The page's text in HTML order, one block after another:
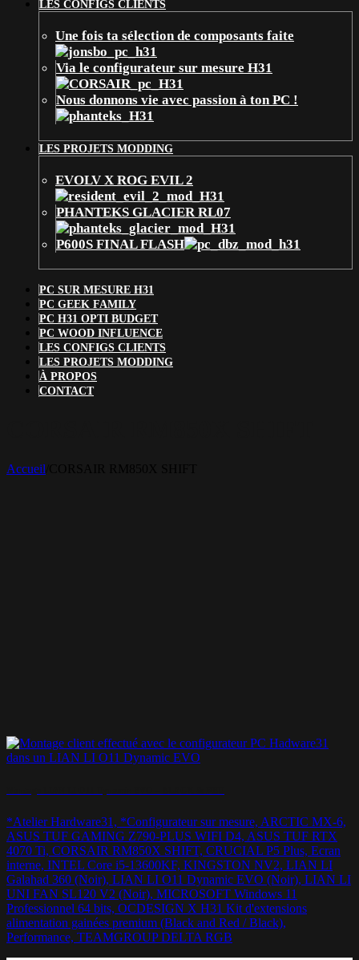
LES CONFIGS CLIENTS
Une fois ta sélection de composants faite
Via le configurateur sur mesure H31
Nous donnons vie avec passion à ton PC !
LES PROJETS MODDING
EVOLV X ROG EVIL 2
PHANTEKS GLACIER RL07
P600S FINAL FLASH
PC SUR MESURE H31
PC GEEK FAMILY
PC H31 OPTI BUDGET
PC WOOD INFLUENCE
LES CONFIGS CLIENTS
LES PROJETS MODDING
À PROPOS
CONTACT
Accueil
*Atelier Hardware31, *Configurateur sur mesure, ARCTIC MX-6,
ASUS TUF GAMING Z790-PLUS WIFI D4, ASUS TUF RTX
4070 Ti, CORSAIR RM850X SHIFT, CRUCIAL P5 Plus, Ecran
interne, INTEL Core i5-13600KF, KINGSTON NV2, LIAN LI
Galahad 360 (Noir), LIAN LI O11 Dynamic EVO (Noir), LIAN LI
UNI FAN SL120 V2 (Noir), MICROSOFT Windows 11
Professionnel 64 bits, OCDESIGN X H31 Kit d'extensions
alimentation gainées premium (Black and Red / Black),
Performance, TEAMGROUP DELTA RGB